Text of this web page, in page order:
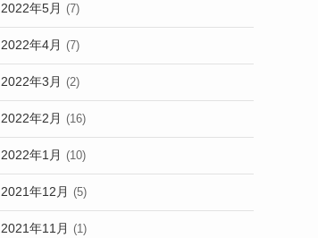
2022年5月 (7)
2022年4月 (7)
2022年3月 (2)
2022年2月 (16)
2022年1月 (10)
2021年12月 (5)
2021年11月 (1)